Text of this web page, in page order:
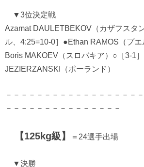
▼3位決定戦
Azamat DAULETBEKOV（カザフスタ
ル、4:25=10-0］●Ethan RAMOS（プエ
Boris MAKOEV（スロバキア）○［3-1
JEZIERZANSKI（ポーランド）
－－－－－－－－－－－－－－－－－
－－－－－－－－－－－－－－－
【125kg級】 ＝24選手出場
▼決勝